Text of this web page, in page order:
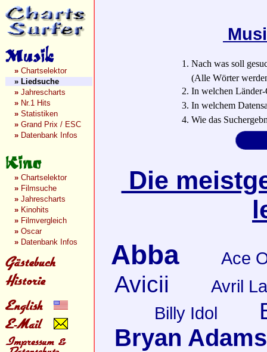
» Chartselektor
» Liedsuche
» Jahrescharts
» Nr.1 Hits
» Statistiken
» Grand Prix / ESC
» Datenbank Infos
» Chartselektor
» Filmsuche
» Jahrescharts
» Kinohits
» Filmvergleich
» Oscar
» Datenbank Infos
1. Nach was soll
(Alle Wörter
2. In welchen Länder-
3. In welchem
4. Wie das
Die
Abba Ace
Avicii
Avril
Billy Idol
Bryan Adams